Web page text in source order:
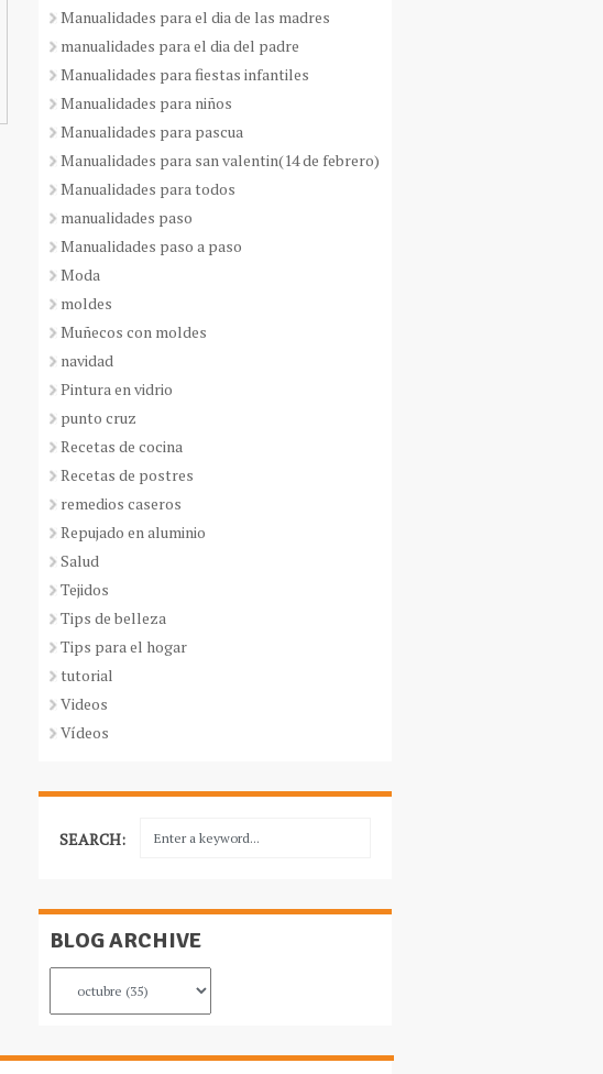
Manualidades para el dia de las madres
manualidades para el dia del padre
Manualidades para fiestas infantiles
Manualidades para niños
Manualidades para pascua
Manualidades para san valentin(14 de febrero)
Manualidades para todos
manualidades paso
Manualidades paso a paso
Moda
moldes
Muñecos con moldes
navidad
Pintura en vidrio
punto cruz
Recetas de cocina
Recetas de postres
remedios caseros
Repujado en aluminio
Salud
Tejidos
Tips de belleza
Tips para el hogar
tutorial
Videos
Vídeos
SEARCH:
BLOG ARCHIVE